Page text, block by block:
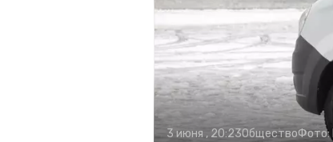
3 июня , 20:23ОбществоФото: